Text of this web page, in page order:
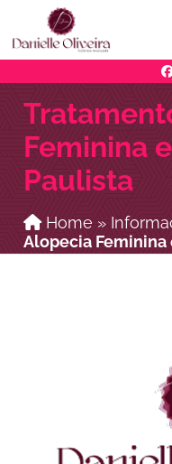
Feminina
Paulista
Home »
Alopecia Feminina